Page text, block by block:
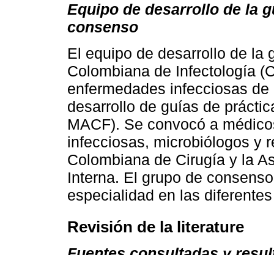
Equipo de desarrollo de la
consenso
El equipo de desarrollo de la
Colombiana de Infectología
enfermedades infecciosas
desarrollo de guías de
MACF). Se convocó a
infecciosas, microbiólogos y
Colombiana de Cirugía y la
Interna. El grupo de
especialidad en las
Revisión de la literature